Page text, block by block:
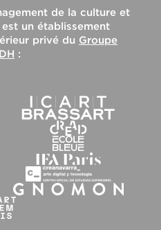
de la culture et
un établissement
privé du Groupe
: